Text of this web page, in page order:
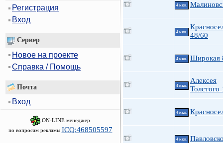
Регистрация
Вход
Сервер
Новое на проекте
Справка / Помощь
Почта
Вход
ON-LINE менеджер
по вопросам рекламы ICQ:468505597
4 ккв.
4 ккв.
48/60
4 ккв. Широкая
4 ккв.
Алексея
Толстого
4 ккв.
4 ккв.